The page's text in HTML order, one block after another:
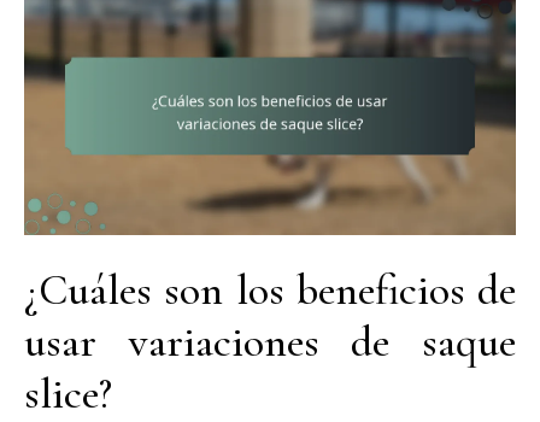
¿Cuáles son los beneficios de
usar variaciones de saque
slice?